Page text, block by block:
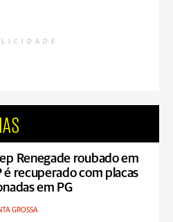
Renegade roubado em
é recuperado com placas
em PG
GROSSA